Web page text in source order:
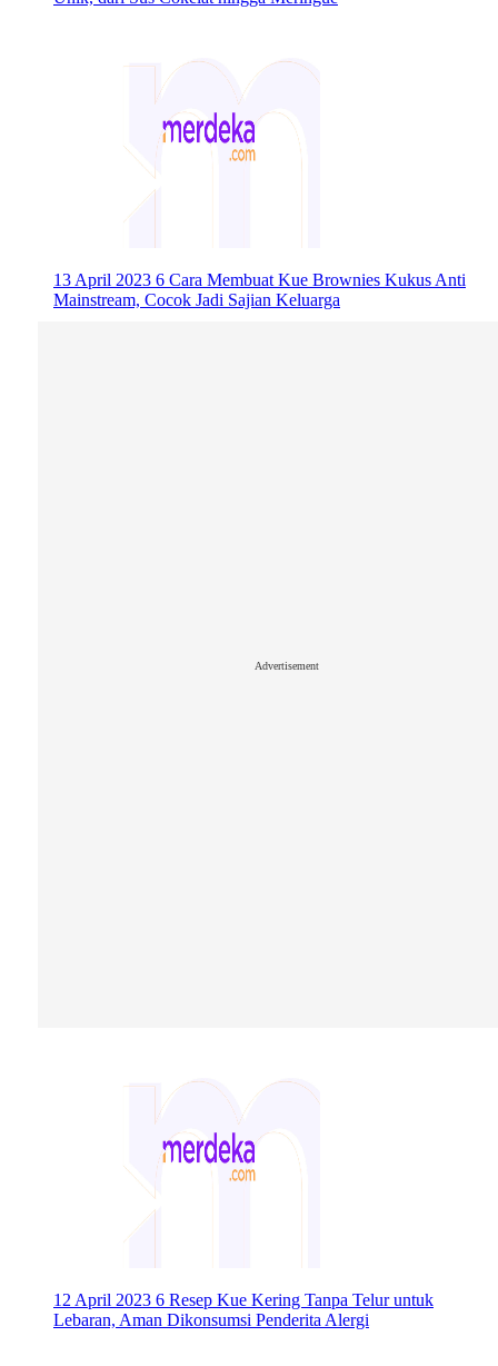
13 April 2023 6 Cara Membuat Kue Brownies Kukus Anti
Mainstream, Cocok Jadi Sajian Keluarga
Advertisement
12 April 2023 6 Resep Kue Kering Tanpa Telur untuk
Lebaran, Aman Dikonsumsi Penderita Alergi